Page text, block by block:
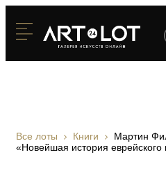
Все лоты Книги
Мартин
«Новейшая история